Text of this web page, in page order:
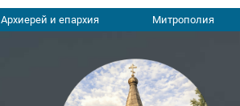
Архиерей и епархия Митрополия